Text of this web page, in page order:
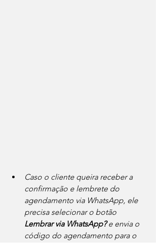
Caso o cliente queira receber a
confirmação e lembrete do
agendamento via WhatsApp, ele
precisa selecionar o botão
Lembrar via WhatsApp? e envia o
código do agendamento para o